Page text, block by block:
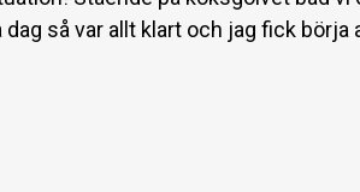
så var allt klart och jag fick börja